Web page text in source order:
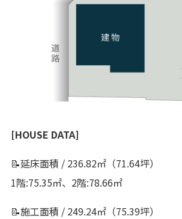
[HOUSE DATA]
📝延床面積 / 236.82㎡（71.64坪）
1階:75.35㎡、2階:78.66㎡
📝施工面積 / 249.24㎡（75.39坪）